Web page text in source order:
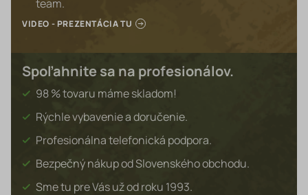
team.
VIDEO - PREZENTÁCIA TU
Spoľahnite sa na profesionálov.
98 % tovaru máme skladom!
Rýchle vybavenie a doručenie.
Profesionálna telefonická podpora.
Bezpečný nákup od Slovenského obchodu.
Sme tu pre Vás už od roku 1993.